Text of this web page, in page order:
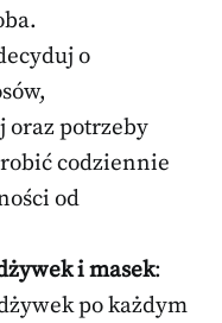
o
oraz potrzeby
robić codziennie
od
i masek:
po każdym